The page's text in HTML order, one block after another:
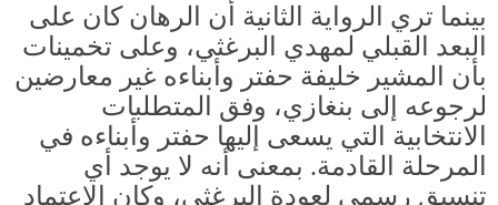
بينما تري الرواية الثانية أن الرهان كان على
البعد القبلي لمهدي البرغثي، وعلى تخمينات
بأن المشير خليفة حفتر وأبناءه غير معارضين
لرجوعه إلى بنغازي، وفق المتطلبات
الانتخابية التي يسعى إليها حفتر وأبناءه في
المرحلة القادمة. بمعنى أنه لا يوجد أي
تنسيق رسمي لعودة البرغثي، وكان الاعتماد